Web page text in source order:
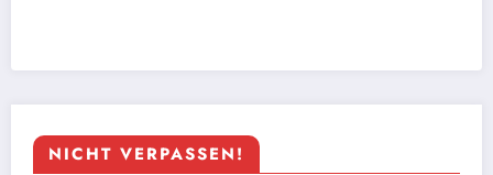
NICHT VERPASSEN!